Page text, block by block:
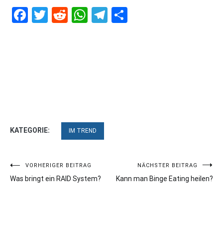
Facebook
Twitter
RedditWhatsApp
Telegram
KATEGORIE: IM TREND
Beitragsnavigation
VORHERIGER BEITRAG
Was bringt ein RAID System?
NÄCHSTER BEITRAG
Kann man Binge Eating heilen?